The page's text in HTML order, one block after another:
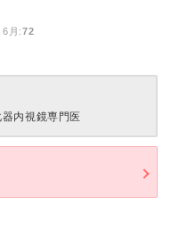
月:72
内視鏡専門医